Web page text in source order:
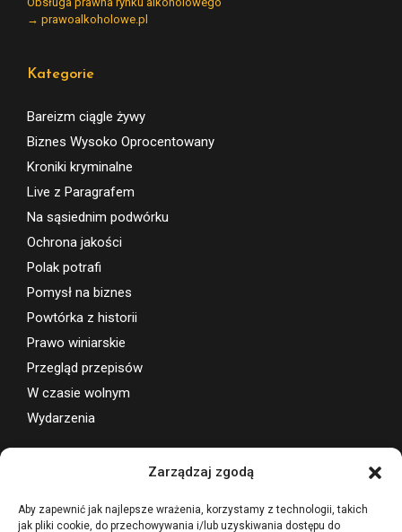
Zarządzaj zgodą
Aby zapewnić jak najlepsze wrażenia, korzystamy z technologii, takich
jak pliki cookie, do przechowywania i/lub uzyskiwania dostępu do
Kategorie
Bareizm ciągle żywy
Biznes Wysoko Oprocentowany
Kroniki kryminalne
Live z Paragrafem
Na sąsiednim podwórku
Ochrona jakości
Polak potrafi
Pomysł na biznes
Powtórka z historii
Prawo winiarskie
Przegląd przepisów
W czasie wolnym
Wydarzenia
Wsparcie projektu